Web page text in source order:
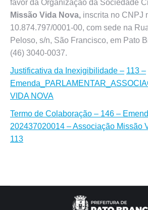
favor da Organização da Sociedade
Missão Vida Nova, inscrita no CNPJ
10.874.797/0001-00, com sede na
Peloso, s/n, São Francisco, em Pato
(46) 3040-0037.
Justificativa da Inexigibilidade – 113 –
VIDA NOVA
Termo de Colaboração – 146 –
202437020014 – Associação Missão
113